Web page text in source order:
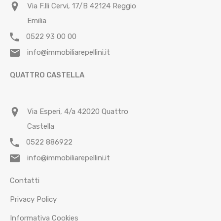
Via F.lli Cervi, 17/B 42124 Reggio
Emilia
0522 93 00 00
info@immobiliarepellini.it
QUATTRO CASTELLA
Via Esperi, 4/a 42020 Quattro
Castella
0522 886922
info@immobiliarepellini.it
Contatti
Privacy Policy
Informativa Cookies